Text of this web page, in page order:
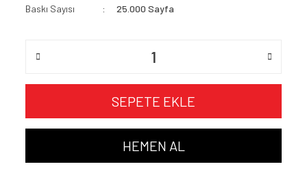
Baskı Sayısı
25.000 Sayfa
SEPETE EKLE
HEMEN AL